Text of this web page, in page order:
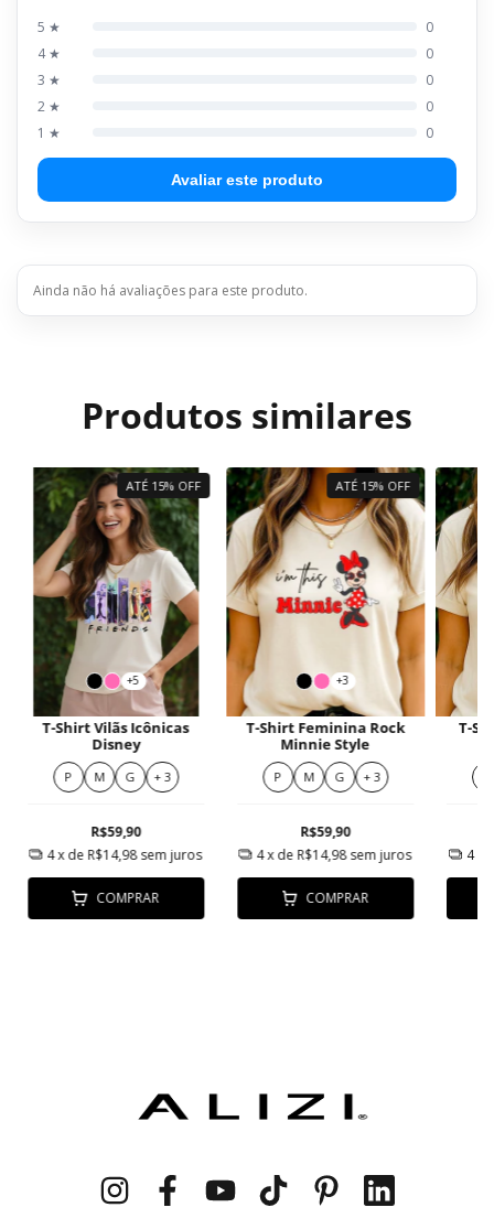
5 ★
0
4 ★
0
3 ★
0
2 ★
0
1 ★
0
Avaliar este produto
Ainda não há avaliações para este produto.
Produtos similares
ATÉ 15% OFF
+5
T-Shirt Vilãs Icônicas
Disney
P M G + 3
R$59,90
4x de R$14,98 sem juros
COMPRAR
ATÉ 15% OFF
+3
T-Shirt Feminina Rock
Minnie Style
P M G + 3
R$59,90
4x de R$14,98sem juros
COMPRAR
T-
4